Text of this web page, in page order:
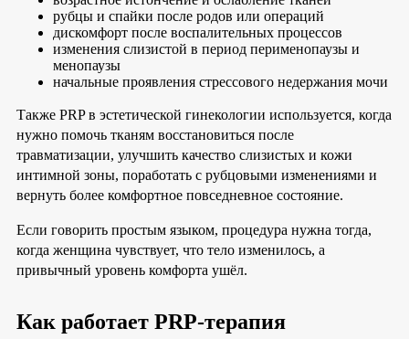
рубцы и спайки после родов или операций
дискомфорт после воспалительных процессов
изменения слизистой в период перименопаузы и
менопаузы
начальные проявления стрессового недержания мочи
Также PRP в эстетической гинекологии используется, когда
нужно помочь тканям восстановиться после
травматизации, улучшить качество слизистых и кожи
интимной зоны, поработать с рубцовыми изменениями и
вернуть более комфортное повседневное состояние.
Если говорить простым языком, процедура нужна тогда,
когда женщина чувствует, что тело изменилось, а
привычный уровень комфорта ушёл.
Как работает PRP-терапия